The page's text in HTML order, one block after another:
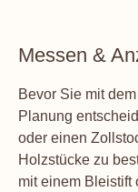
Messen &
Bevor Sie mit
Planung
oder einen
Holzstücke zu
mit einem Bleistift